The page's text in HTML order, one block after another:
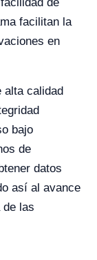
facilitan la
en
alta calidad
bajo
de
datos
así al avance
de las